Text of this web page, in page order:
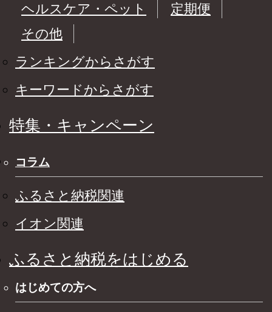
ヘルスケア・ペット
定期便
その他
ランキングからさがす
キーワードからさがす
特集・キャンペーン
コラム
ふるさと納税関連
イオン関連
ふるさと納税をはじめる
はじめての方へ